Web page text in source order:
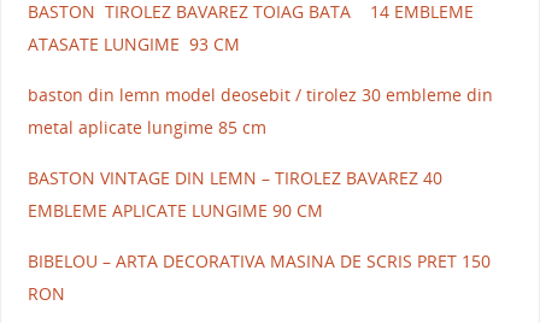
BASTON TIROLEZ BAVAREZ TOIAG BATA 14 EMBLEME
ATASATE LUNGIME 93 CM
baston din lemn model deosebit / tirolez 30 embleme din
metal aplicate lungime 85 cm
BASTON VINTAGE DIN LEMN – TIROLEZ BAVAREZ 40
EMBLEME APLICATE LUNGIME 90 CM
BIBELOU – ARTA DECORATIVA MASINA DE SCRIS PRET 150
RON